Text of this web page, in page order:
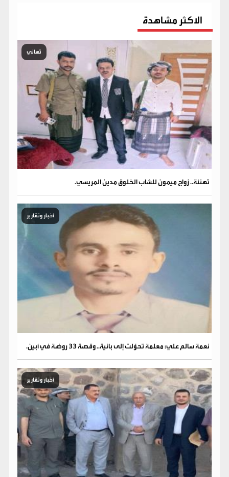
الاكثر مشاهدة
تهاني
تهنئة.. زواج ميمون للشاب الخلوق مدين المريسي.
أخبار وتقارير
نعمة سالم علي: معلمة تحوّلت إلى بانية.. وقصة 33 روضة في أبين.
أخبار وتقارير